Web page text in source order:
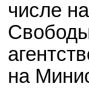
числе
на